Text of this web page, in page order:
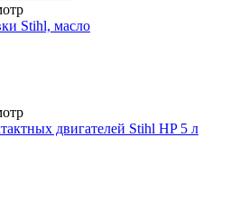
Stihl, масло
двигателей Stihl HP 5 л